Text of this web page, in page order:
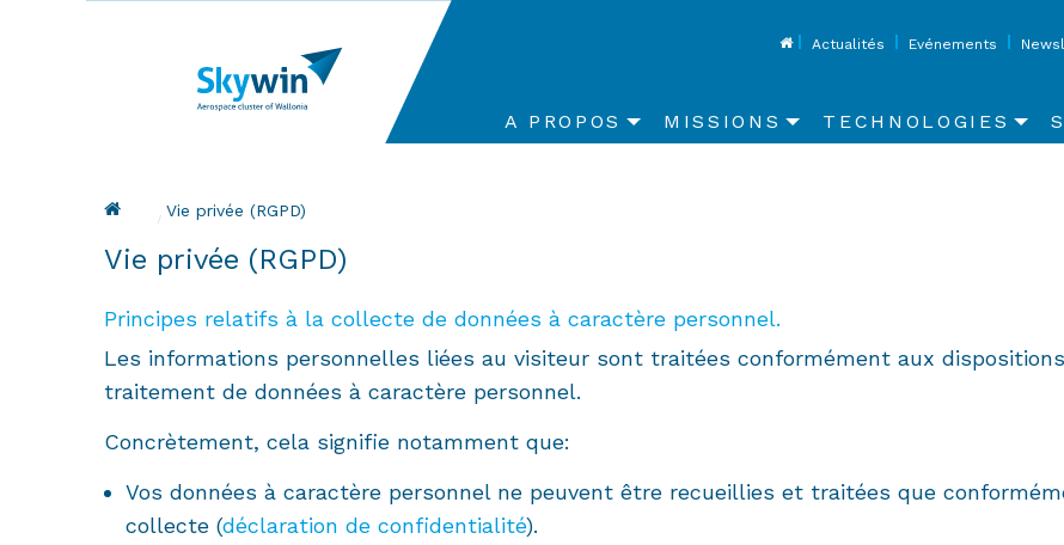
TopActualités Evénements
Main
A PROPOS MISSIONS TECHNOLOGIES
Fil d'Ariane
Current:
Vie privée (RGPD)
Vie privée (RGPD)
Principes relatifs à la collecte de données à caractère personnel.
Les informations personnelles liées au visiteur sont traitées conformément aux
traitement de données à caractère personnel.
Concrètement, cela signifie notamment que:
Vos données à caractère personnel ne peuvent être recueillies et traitées que
collecte (déclaration de confidentialité).